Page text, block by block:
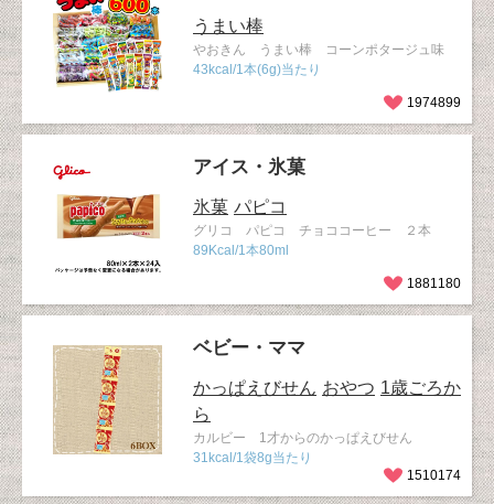
うまい棒
やおきん うまい棒 コーンポタージュ味
43kcal/1本(6g)当たり
1974899
アイス・氷菓
氷菓 パピコ
グリコ パピコ チョココーヒー ２本
89Kcal/1本80ml
1881180
ベビー・ママ
かっぱえびせん おやつ 1歳ごろか
ら
カルビー 1才からのかっぱえびせん
31kcal/1袋8g当たり
1510174